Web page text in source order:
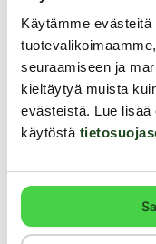
Käytämme
seuraamiseen ja
kieltäytyä muista
evästeistä. Lue lisää
käytöstä
rintoja hyvin
ainutlaatuisella tavalla.
57.99 €
Muut